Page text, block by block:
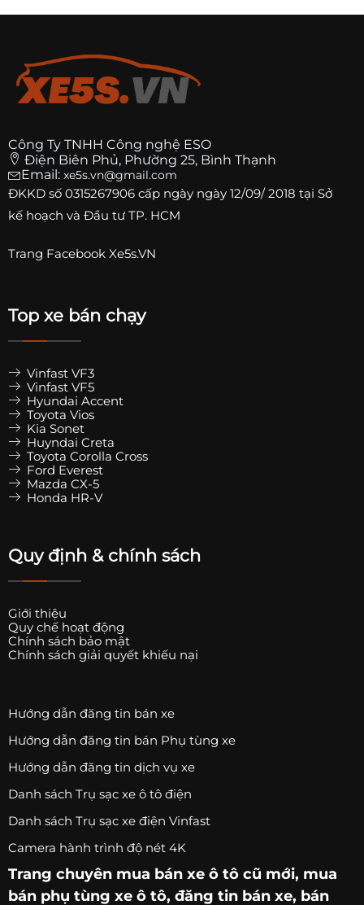
Công Ty TNHH Công nghệ ESO
Điện Biên Phủ, Phường 25, Bình Thạnh
Email: xe5s.vn@gmail.com
ĐKKD số 0315267906 cấp ngày ngày 12/09/ 2018 tại Sở
kế hoạch và Đầu tư TP. HCM
Trang Facebook Xe5s.VN
Top xe bán chạy
Vinfast VF3
Vinfast VF5
Hyundai Accent
Toyota Vios
Kia Sonet
Huyndai Creta
Toyota Corolla Cross
Ford Everest
Mazda CX-5
Honda HR-V
Quy định & chính sách
Giới thiệu
Quy chế hoạt động
Chính sách bảo mật
Chính sách giải quyết khiếu nại
Hướng dẫn đăng tin bán xe
Hướng dẫn đăng tin bán Phụ tùng xe
Hướng dẫn đăng tin dịch vụ xe
Danh sách Trụ sạc xe ô tô điện
Danh sách Trụ sạc xe điện Vinfast
Camera hành trình độ nét 4K
Trang chuyên mua bán xe ô tô cũ mới, mua
bán phụ tùng xe ô tô, đăng tin bán xe, bán